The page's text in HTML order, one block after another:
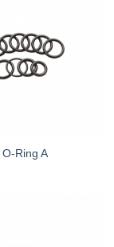
O-Ring A